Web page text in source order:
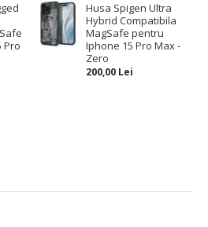
Pro
Husa Spigen Ultra
Hybrid Compatibila
MagSafe pentru
Iphone 15 Pro Max -
Zero
200,00 Lei